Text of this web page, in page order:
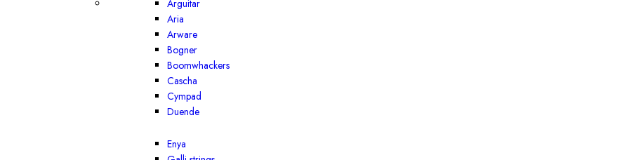
Arguitar
Aria
Arware
Bogner
Boomwhackers
Cascha
Cympad
Duende
Enya